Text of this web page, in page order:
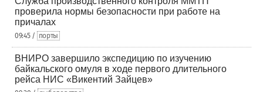
проверила нормы безопасности при работе на
причалах
09:45 / порты
ВНИРО завершило экспедицию по изучению
байкальского омуля в ходе первого длительного
рейса НИС «Викентий Зайцев»